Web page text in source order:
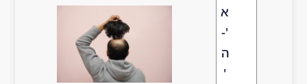
א
'-
ה
'